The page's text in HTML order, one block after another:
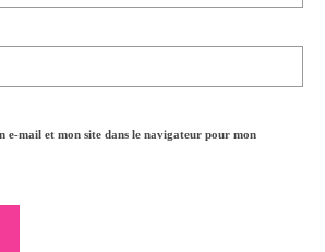
e-mail et mon site dans le navigateur pour mon